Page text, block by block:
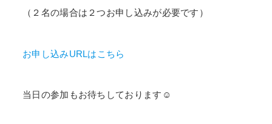
（２名の場合は２つお申し込みが必要です）
お申し込みURLはこちら
当日の参加もお待ちしております☺